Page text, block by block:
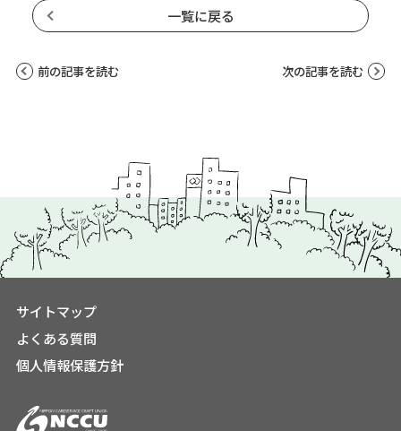
一覧に戻る
前の記事を読む 次の記事を読む
サイトマップ
よくある質問
個人情報保護方針